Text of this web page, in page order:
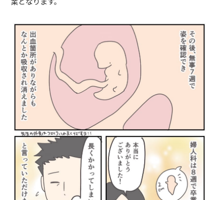
業となります。